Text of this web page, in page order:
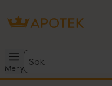
Meny
Sök